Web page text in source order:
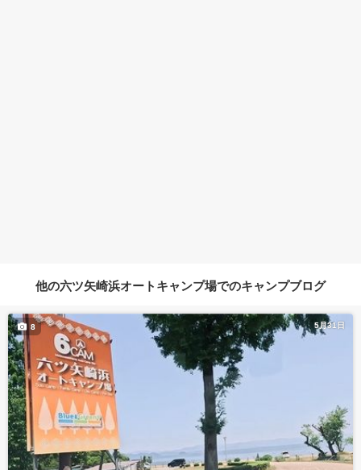
他の六ツ矢崎浜オートキャンプ場でのキャンプブログ
5月31日
8